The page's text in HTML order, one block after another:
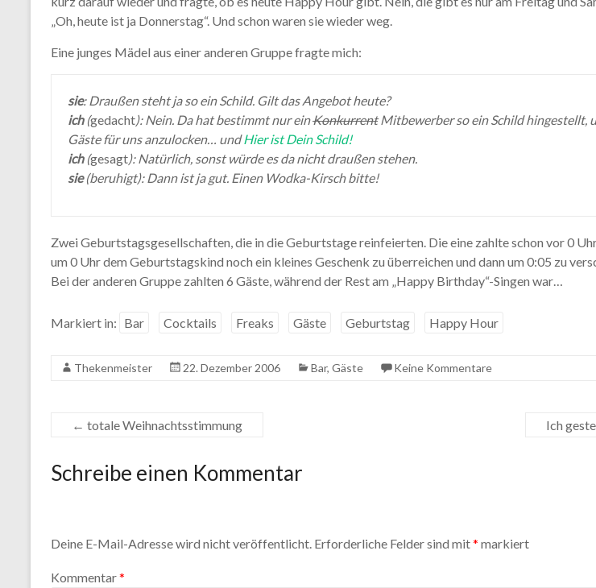
„Oh, heute ist ja Donnerstag“. Und schon waren sie wieder weg.
Eine junges Mädel aus einer anderen Gruppe fragte mich:
sie: Draußen steht ja so ein Schild. Gilt das Angebot heute?
ich(gedacht): Nein. Da hat bestimmt nur einKonkurrentMitbewerber so ein Schild hingestellt,
Gäste für uns anzulocken… undHier ist Dein Schild!
ich(gesagt): Natürlich, sonst würde es da nicht draußen stehen.
sie(beruhigt): Dann ist ja gut. Einen Wodka-Kirsch bitte!
Zwei Geburtstagsgesellschaften, die in die Geburtstage reinfeierten. Die eine zahlte schon vor 0
um 0 Uhr dem Geburtstagskind noch ein kleines Geschenk zu überreichen und dann um 0:05 zu
Bei der anderen Gruppe zahlten 6 Gäste, während der Rest am „Happy Birthday“-Singen war…
Markiert in: Bar Cocktails Freaks Gäste Geburtstag Happy Hour
Thekenmeister 22. Dezember 2006 Bar, Gäste Keine Kommentare
← totale Weihnachtsstimmung Ich
Schreibe einen Kommentar
Deine E-Mail-Adresse wird nicht veröffentlicht. Erforderliche Felder sind mit* markiert
Kommentar*